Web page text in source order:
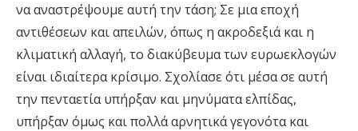
να αναστρέψουμε αυτή την τάση; Σε μια εποχή
αντιθέσεων και απειλών, όπως η ακροδεξιά και η
κλιματική αλλαγή, το διακύβευμα των ευρωεκλογών
είναι ιδιαίτερα κρίσιμο. Σχολίασε ότι μέσα σε αυτή
την πενταετία υπήρξαν και μηνύματα ελπίδας,
υπήρξαν όμως και πολλά αρνητικά γεγονότα και